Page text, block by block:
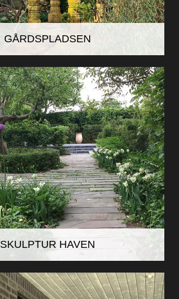
GÅRDSPLADSEN
SKULPTUR HAVEN